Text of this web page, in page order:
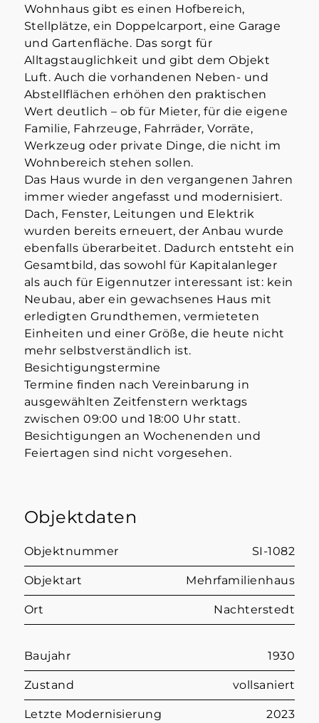
Wohnhaus gibt es einen Hofbereich,
Stellplätze, ein Doppelcarport, eine Garage
und Gartenfläche. Das sorgt für
Alltagstauglichkeit und gibt dem Objekt
Luft. Auch die vorhandenen Neben- und
Abstellflächen erhöhen den praktischen
Wert deutlich – ob für Mieter, für die eigene
Familie, Fahrzeuge, Fahrräder, Vorräte,
Werkzeug oder private Dinge, die nicht im
Wohnbereich stehen sollen.
Das Haus wurde in den vergangenen Jahren
immer wieder angefasst und modernisiert.
Dach, Fenster, Leitungen und Elektrik
wurden bereits erneuert, der Anbau wurde
ebenfalls überarbeitet. Dadurch entsteht ein
Gesamtbild, das sowohl für Kapitalanleger
als auch für Eigennutzer interessant ist: kein
Neubau, aber ein gewachsenes Haus mit
erledigten Grundthemen, vermieteten
Einheiten und einer Größe, die heute nicht
mehr selbstverständlich ist.
Besichtigungstermine
Termine finden nach Vereinbarung in
ausgewählten Zeitfenstern werktags
zwischen 09:00 und 18:00 Uhr statt.
Besichtigungen an Wochenenden und
Feiertagen sind nicht vorgesehen.
Objektdaten
Objektnummer SI-1082
Objektart Mehrfamilienhaus
Ort Nachterstedt
Baujahr 1930
Zustand vollsaniert
Letzte Modernisierung 2023